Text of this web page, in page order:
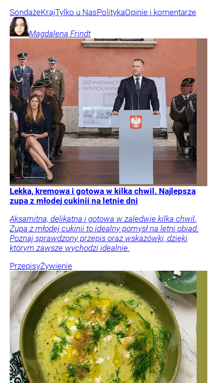
SondażeKrajTylko u NasPolitykaOpinie i komentarze
Magdalena Frindt
Lekka, kremowa i gotowa w kilka chwil. Najlepsza
zupa z młodej cukinii na letnie dni
Aksamitna, delikatna i gotowa w zaledwie kilka chwil.
Zupa z młodej cukinii to idealny pomysł na letni obiad.
Poznaj sprawdzony przepis oraz wskazówki, dzięki
którym zawsze wychodzi idealnie.
PrzepisyŻywienie